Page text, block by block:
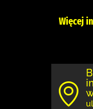
Więcej